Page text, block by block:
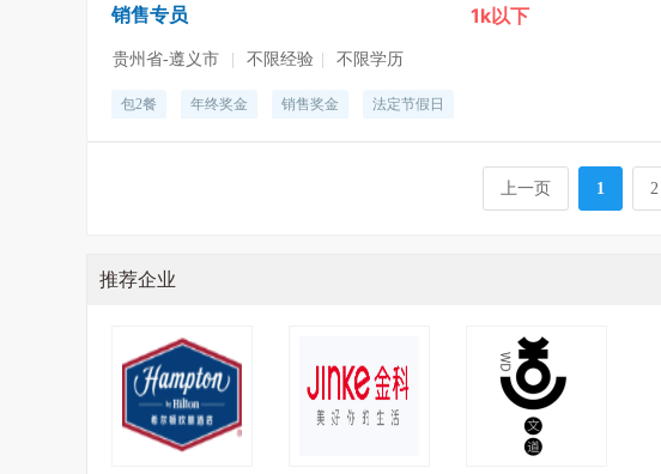
销售专员 1k以下
贵州省-遵义市 不限经验 不限学历
包2餐 年终奖金 销售奖金 法定节假日
上一页 1 2
推荐企业